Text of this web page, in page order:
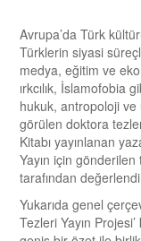
Avrupa’da Türk
Türklerin siyasi
medya, eğitim ve
ırkcılık, İslamofobia
hukuk, antropoloji ve
görülen doktora
Kitabı yayınlanan
Yayın için
tarafından
Yukarıda genel
Tezleri Yayın